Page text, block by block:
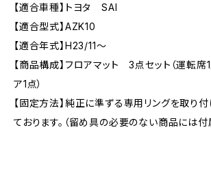
【適合車種】トヨタ SAI
【適合型式】AZK10
【適合年式】H23/11〜
【商品構成】フロアマット 3点セット（運転席1
ア1点）
【固定方法】純正に準ずる専用リングを取り
ております。（留め具の必要のない商品には付